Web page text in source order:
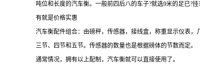
吨位和长度的汽车衡。一般前四后八的车子?就选9米的足已?
有就是价格实惠
汽车衡配件组合：由磅秤，传感器，接线盒，称重显示仪表
三节、四节和五节。传感器的数量也是根据磅体的节数而定。
通常情况，拥有以上配制，汽车衡就可以直接使用了。